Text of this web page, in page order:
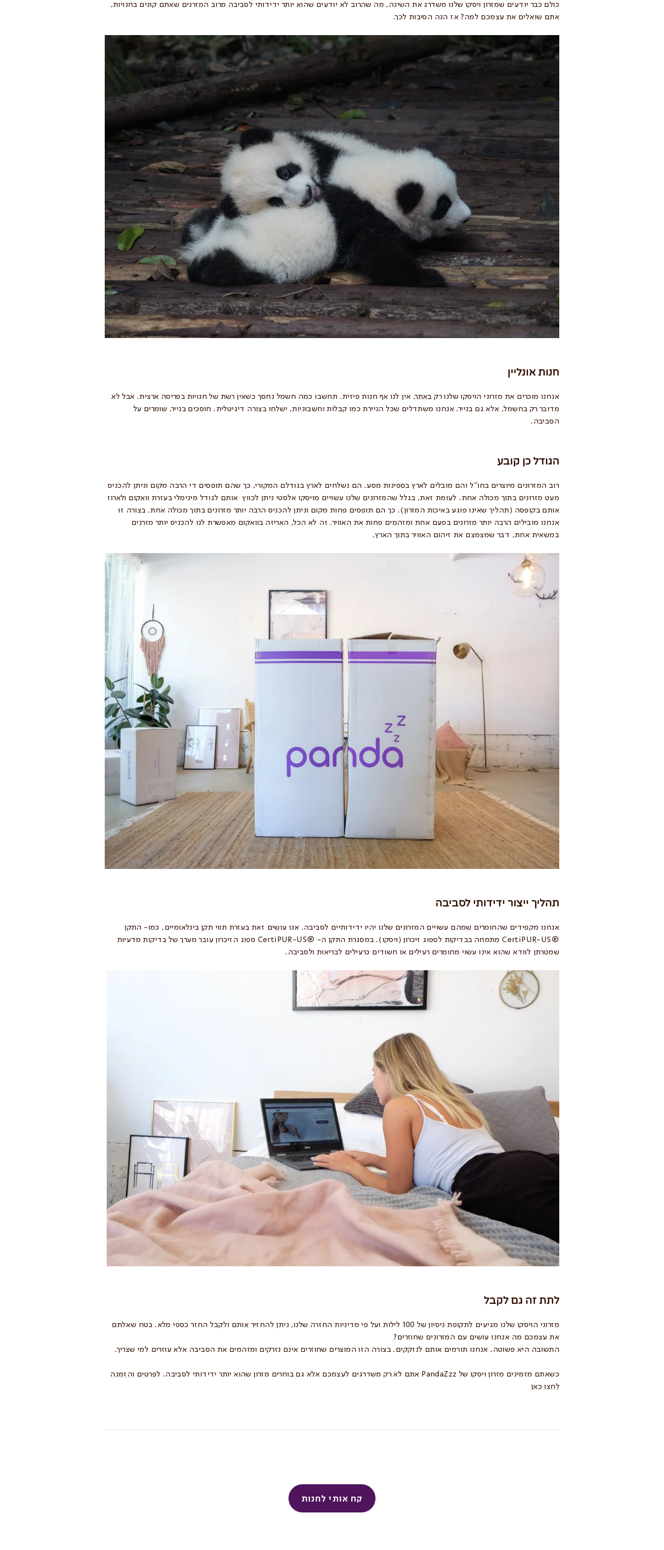
כולם כבר יודעים שמזרון ויסקו שלנו משדרג את השינה, מה שהרוב לא יודעים שהוא יותר ידידותי לסביבה מרוב המזרנים שאתם קונים בחנויות,
אתם שואלים את עצמכם למה? אז הנה הסיבות לכך.
חנות אונליין
אנחנו מוכרים את מזרוני הויסקו שלנו רק באתר, אין לנו אף חנות פיזית. תחשבו כמה חשמל נחסך כשאין רשת של חנויות בפריסה ארצית. אבל לא
מדובר רק בחשמל, אלא גם בנייר. אנחנו משתדלים שכל הניירת כמו קבלות וחשבוניות, ישלחו בצורה דיגיטלית. חוסכים בנייר, שומרים על
הסביבה.
הגודל כן קובע
רוב המזרונים מיוצרים בחו"ל והם מובלים לארץ בספינות מסע. הם נשלחים לארץ בגודלם המקורי, כך שהם תופסים די הרבה מקום וניתן להכניס
מעט מזרונים בתוך מכולה אחת. לעומת זאת, בגלל שהמזרונים שלנו עשויים מויסקו אלסטי ניתן לכווץ אותם לגודל מינימלי בעזרת וואקום ולארוז
אותם בקופסה (תהליך שאינו פוגע באיכות המזרון). כך הם תופסים פחות מקום וניתן להכניס הרבה יותר מזרונים בתוך מכולה אחת. בצורה זו
אנחנו מובילים הרבה יותר מזרונים בפעם אחת ומזהמים פחות את האוויר. זה לא הכל, האריזה בוואקום מאפשרת לנו להכניס יותר מזרנים
במשאית אחת, דבר שמצמצם את זיהום האוויר בתוך הארץ.
תהליך ייצור ידידותי לסביבה
אנחנו מקפידים שהחומרים שמהם עשויים המזרונים שלנו יהיו ידידותיים לסביבה. אנו עושים זאת בעזרת תווי תקן בינלאומיים, כמו- התקן
®
CertiPUR-USמתמחה בבדיקות לספוג זיכרון (ויסקו). במסגרת התקן ה- ®CertiPUR-US ספוג הזיכרון עובר מערך של בדיקות מדעיות
שמטרתן לוודא שהוא אינו עשוי מחומרים רעילים או חשודים כרעילים לבריאות ולסביבה.
לתת זה גם לקבל
מזרוני הויסקו שלנו מגיעים לתקופת ניסיון של 100 לילות ועל פי מדיניות החזרה שלנו, ניתן להחזיר אותם ולקבל החזר כספי מלא. בטח שאלתם
את עצמכם מה אנחנו עושים עם המזרונים שחוזרים?
התשובה היא פשוטה, אנחנו תורמים אותם לנזקקים. בצורה הזו המוצרים שחוזרים אינם נזרקים ומזהמים את הסביבה אלא עוזרים למי שצריך.
כשאתם מזמינים מזרון ויסקו של PandaZzz אתם לא רק משדרגים לעצמכם אלא גם בוחרים מזרון שהוא יותר ידידותי לסביבה. לפרטים והזמנה
לחצו כאן
קח אותי לחנות